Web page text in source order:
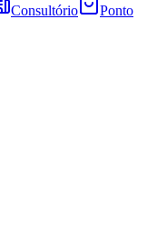
Consultório
Ponto